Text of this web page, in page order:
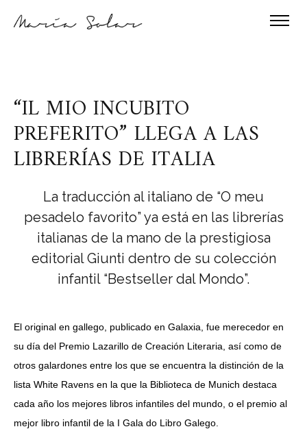
“IL MIO INCUBITO
PREFERITO” LLEGA A LAS
LIBRERÍAS DE ITALIA
La traducción al italiano de “O meu
pesadelo favorito” ya está en las librerías
italianas de la mano de la prestigiosa
editorial Giunti dentro de su colección
infantil “Bestseller dal Mondo”.
El original en gallego, publicado en Galaxia, fue merecedor en
su día del Premio Lazarillo de Creación Literaria, así como de
otros galardones entre los que se encuentra la distinción de la
lista White Ravens en la que la Biblioteca de Munich destaca
cada año los mejores libros infantiles del mundo, o el premio al
mejor libro infantil de la I Gala do Libro Galego.